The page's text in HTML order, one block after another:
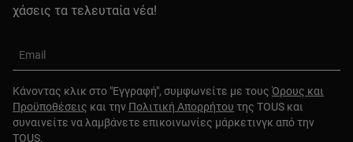
χάσεις τα τελευταία νέα!
Email
Κάνοντας κλικ στο "Εγγραφή", συμφωνείτε με τους Όρους και
Προϋποθέσεις και την Πολιτική Απορρήτου της TOUS και
συναινείτε να λαμβάνετε επικοινωνίες μάρκετινγκ από την
TOUS.